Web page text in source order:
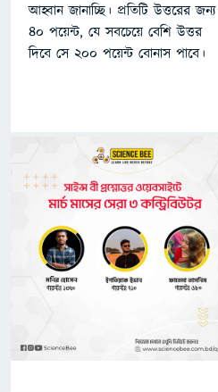
আহ্বান জানাচ্ছি। প্রতিটি উত্তরের জন্য
৪০ পয়েন্ট, যে সবচেয়ে বেশি উত্তর
দিবে সে ২০০ পয়েন্ট বোনাস পাবে।